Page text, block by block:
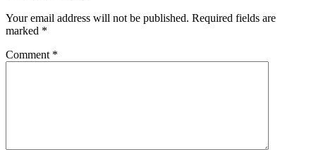
Your email address will not be published. Required fields are
marked *
Comment *